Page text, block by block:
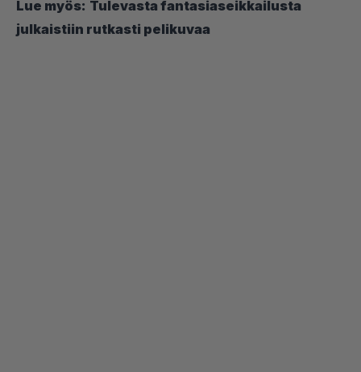
Lue myös: Tulevasta fantasiaseikkailusta
julkaistiin rutkasti pelikuvaa